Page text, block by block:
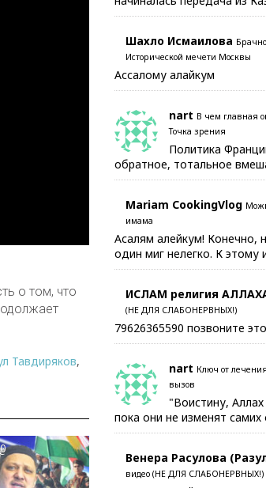
о том, что
Тавдиряков,
Шахло Исмаилова
Исторической мечети Москвы
Ассалому алайкум
nart В чем главная
Точка зрения
Политика
обратное, тотальное
Mariam CookingVlog
имама
Асалям алейкум! Конечно,
один миг нелегко. К этому
ИСЛАМ религия
(НЕ ДЛЯ СЛАБОНЕРВНЫХ!)
79626365590 позвоните
nart Ключ от
вызов
"Воистину,
пока они не изменят
Венера Расулова
видео (НЕ ДЛЯ СЛАБОНЕРВНЫХ!)